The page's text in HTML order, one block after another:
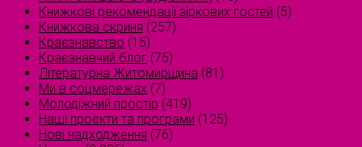
Книжкові рекомендації зіркових гостей (5)
Книжкова скриня (257)
Краєзнавство (15)
Краєзнавчий блог (75)
Літературна Житомирщина (81)
Ми в соцмережах (7)
Молодіжний простір (419)
Наші проєкти та програми (125)
Нові надходження (76)